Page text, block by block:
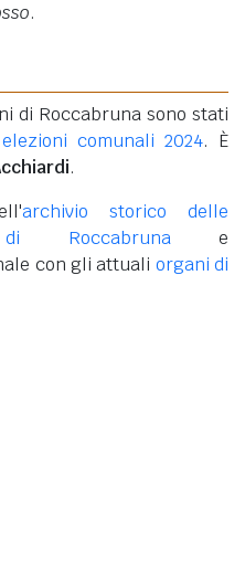
.
di Roccabruna sono stati
elezioni comunali 2024. È
.
archivio storico delle
Roccabrunae
con gli attuali organi di